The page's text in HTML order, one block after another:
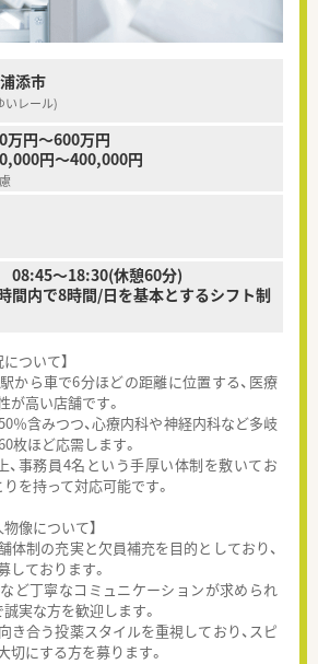
添市
いレール)
万円～600万円
円～400,000円
08:45～18:30(休憩60分)
間内で8時間/日を基本とするシフト制
ついて】
から車で6分ほどの距離に位置する、医療
が高い店舗です。
％含みつつ、心療内科や神経内科など多岐
枚ほど応需します。
事務員4名という手厚い体制を敷いてお
を持って対応可能です。
像について】
制の充実と欠員補充を目的としており、
しております。
ど丁寧なコミュニケーションが求められ
実な方を歓迎します。
合う投薬スタイルを重視しており、スピ
切にする方を募ります。